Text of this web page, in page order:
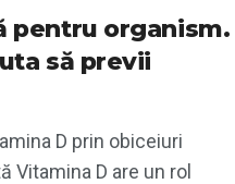
pentru organism.
să previi
D prin obiceiuri
Vitamina D are un rol